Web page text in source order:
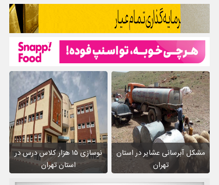
مشکل آبرسانی عشایر در استان
تهران
نوسازی ۱۵ هزار کلاس درس در
استان تهران